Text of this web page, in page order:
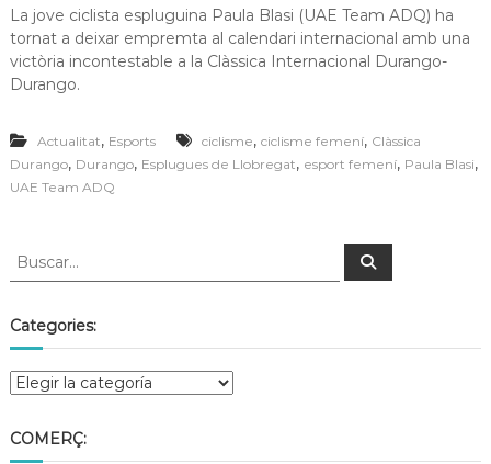
d
e
L
e
g
La jove ciclista espluguina Paula Blasi (UAE Team ADQ) ha
tornat a deixar empremta al calendari internacional amb una
victòria incontestable a la Clàssica Internacional Durango-
Durango.
Actualitat, Esports ciclisme, ciclisme femení, Clàssica
Durango, Durango, Esplugues de Llobregat, esport femení, Paula Blasi,
UAE Team ADQ
Categories:
COMERÇ: